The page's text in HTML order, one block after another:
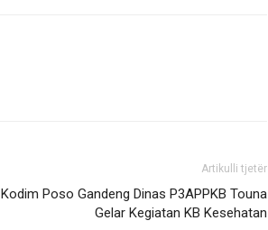
Artikulli tjetër
Kodim Poso Gandeng Dinas P3APPKB Touna
Gelar Kegiatan KB Kesehatan